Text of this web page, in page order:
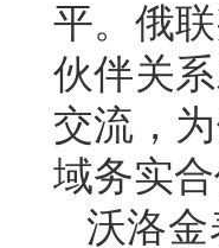
平。俄
伙伴关
交流，
域务实
沃洛